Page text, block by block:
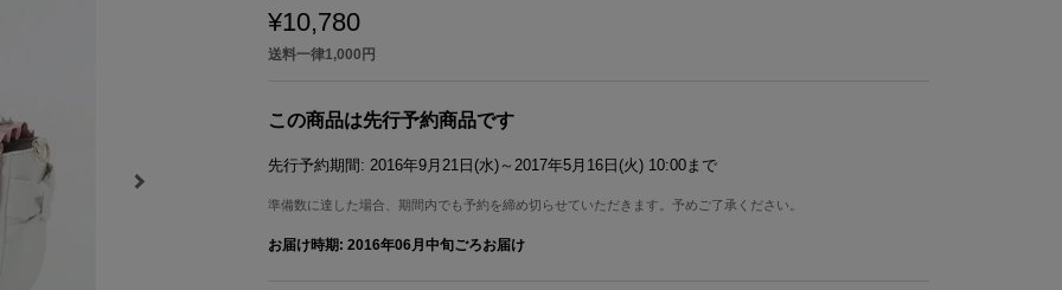
¥10,780
送料一律1,000円
この商品は先行予約商品です
先行予約期間: 2016年9月21日(水)～2017年5月16日(火) 10:00まで
準備数に達した場合、期間内でも予約を締め切らせていただきます。予めご了承ください。
お届け時期: 2016年06月中旬ごろお届け